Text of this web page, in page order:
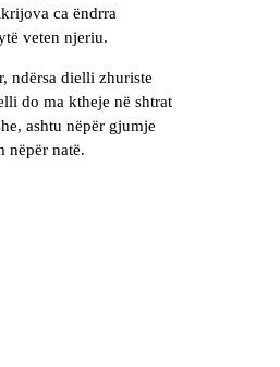
ca ëndrra
veten njeriu.
ndërsa dielli zhuriste
do ma ktheje në shtrat
ashtu nëpër gjumje
nëpër natë.